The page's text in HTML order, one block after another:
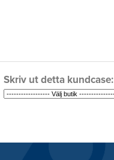
Skriv ut detta kundcase: